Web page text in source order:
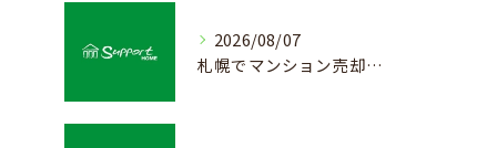
2026/08/07
札幌でマンション売却を成功させる査定と価格の見極め方